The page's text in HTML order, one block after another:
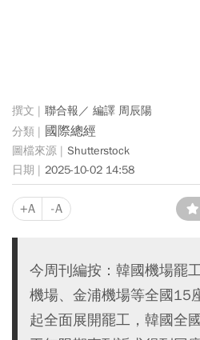
聯合報／ 編譯 周辰陽
國際總經
Shutterstock
2025-10-02 14:58
+A -A
今周刊編按：韓國機場罷
機場、金浦機場等全國15
起全面展開罷工，韓國全